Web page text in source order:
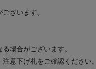
ざいます。
場合がございます。
意下げ札をご確認ください。